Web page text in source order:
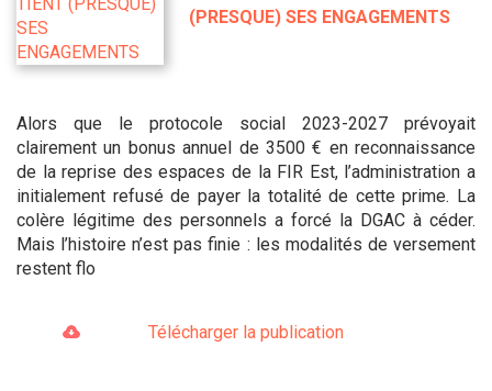
(PRESQUE) SES ENGAGEMENTS
Alors que le protocole social 2023-2027 prévoyait
clairement un bonus annuel de 3500 € en reconnaissance
de la reprise des espaces de la FIR Est, l’administration a
initialement refusé de payer la totalité de cette prime. La
colère légitime des personnels a forcé la DGAC à céder.
Mais l’histoire n’est pas finie : les modalités de versement
restent flo
Télécharger la publication